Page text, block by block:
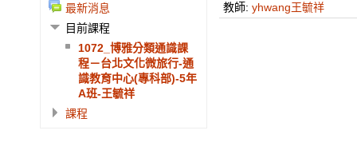
教師: yhwang王毓祥
最新消息
目前課程
1072_博雅分類通識課
程－台北文化微旅行-通
識教育中心(專科部)-5年
A班-王毓祥
課程